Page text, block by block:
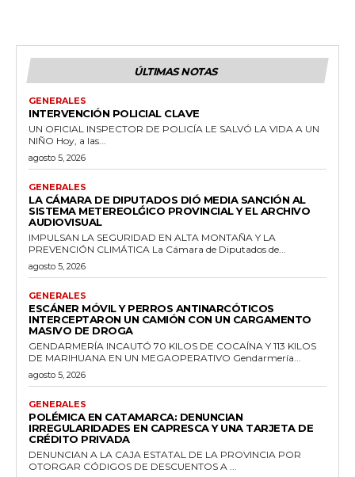
ÚLTIMAS NOTAS
GENERALES
INTERVENCIÓN POLICIAL CLAVE
UN OFICIAL INSPECTOR DE POLICÍA LE SALVÓ LA VIDA A UN
NIÑO Hoy, a las...
agosto 5, 2026
GENERALES
LA CÁMARA DE DIPUTADOS DIÓ MEDIA SANCIÓN AL
SISTEMA METEREOLǴICO PROVINCIAL Y EL ARCHIVO
AUDIOVISUAL
IMPULSAN LA SEGURIDAD EN ALTA MONTAÑA Y LA
PREVENCIÓN CLIMÁTICA La Cámara de Diputados de...
agosto 5, 2026
GENERALES
ESCÁNER MÓVIL Y PERROS ANTINARCÓTICOS
INTERCEPTARON UN CAMIÓN CON UN CARGAMENTO
MASIVO DE DROGA
GENDARMERÍA INCAUTÓ 70 KILOS DE COCAÍNA Y 113 KILOS
DE MARIHUANA EN UN MEGAOPERATIVO Gendarmería...
agosto 5, 2026
GENERALES
POLÉMICA EN CATAMARCA: DENUNCIAN
IRREGULARIDADES EN CAPRESCA Y UNA TARJETA DE
CRÉDITO PRIVADA
DENUNCIAN A LA CAJA ESTATAL DE LA PROVINCIA POR
OTORGAR CÓDIGOS DE DESCUENTOS A ...